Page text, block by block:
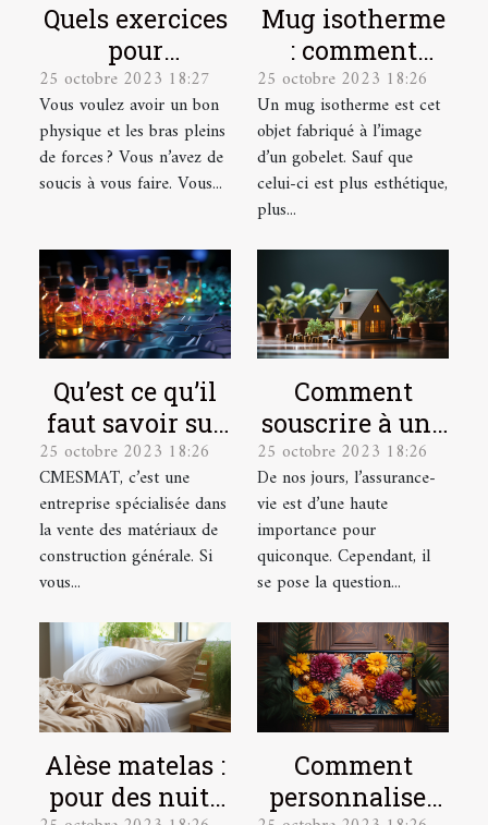
Quels exercices
pour
développer ses
muscles ?
25 octobre 2023 18:27
Vous voulez avoir un bon
physique et les bras pleins
de forces ? Vous n’avez de
soucis à vous faire. Vous...
Mug isotherme
: comment
trouver un
modèle de
qualité ?
25 octobre 2023 18:26
Un mug isotherme est cet
objet fabriqué à l’image
d’un gobelet. Sauf que
celui-ci est plus esthétique,
plus...
Qu’est ce qu’il
faut savoir sur
CMESMAT ?
25 octobre 2023 18:26
CMESMAT, c’est une
entreprise spécialisée dans
la vente des matériaux de
construction générale. Si
vous...
Comment
souscrire à une
assurance vie ?
25 octobre 2023 18:26
De nos jours, l’assurance-
vie est d’une haute
importance pour
quiconque. Cependant, il
se pose la question...
Alèse matelas :
pour des nuits
Comment
personnaliser